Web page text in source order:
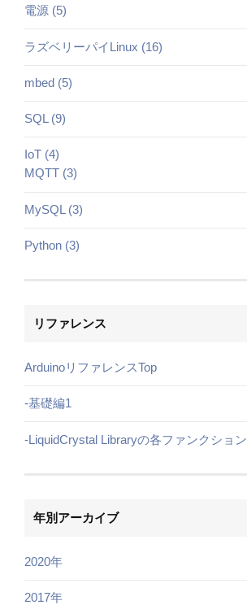
電源 (5)
ラズベリーパイLinux (16)
mbed (5)
SQL (9)
IoT (4)
MQTT (3)
MySQL (3)
Python (3)
リファレンス
ArduinoリファレンスTop
-基礎編1
-LiquidCrystal Libraryの各ファンクション
年別アーカイブ
2020年
2017年